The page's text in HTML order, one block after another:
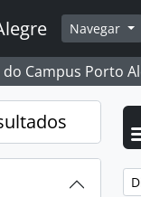
Navegar
Campus Porto